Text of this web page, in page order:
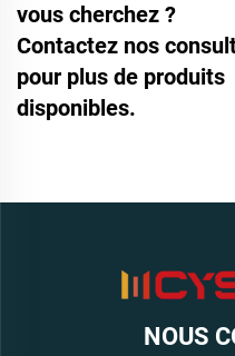
vous cherchez ?
Contactez nos
pour plus de produits
disponibles.
NOUS